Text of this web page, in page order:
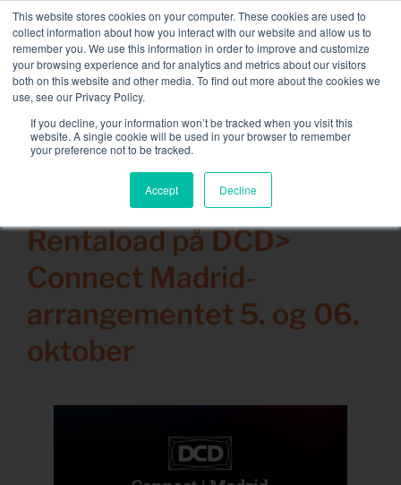
This website stores cookies on your computer. These cookies are used to
collect information about how you interact with our website and allow us to
remember you. We use this information in order to improve and customize
your browsing experience and for analytics and metrics about our visitors
both on this website and other media. To find out more about the cookies we
use, see our Privacy Policy.
If you decline, your information won’t be tracked when you visit this
website. A single cookie will be used in your browser to remember
your preference not to be tracked.
Accept Decline
content
NY FLEET: 3,5 MW / MVA lastbanker tilgjengelig, mer
informasjon her.
TA KONTAKT MED
Toggle
Tilknyttede tjenester
Sektor og løsninger
Selskap
Ressurser
Ta kontakt med
Kalender
Search
for:
9 september 2021
Rentaload på DCD>
Connect Madrid-
arrangementet 5. og 06.
oktober